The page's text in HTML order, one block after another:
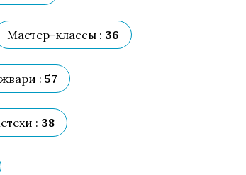
Мастер-классы : 36
: 57
: 38